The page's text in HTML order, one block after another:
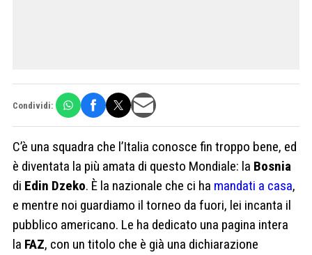
Condividi:
C’è una squadra che l’Italia conosce fin troppo bene, ed
è diventata la più amata di questo Mondiale: la Bosnia
di Edin Dzeko. È la nazionale che ci ha mandati a casa,
e mentre noi guardiamo il torneo da fuori, lei incanta il
pubblico americano. Le ha dedicato una pagina intera
la FAZ, con un titolo che è già una dichiarazione